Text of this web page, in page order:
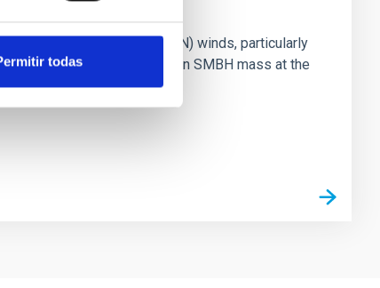
todas
active galactic nuclei (AGN) winds, particularly
the relationship between SMBH mass at the